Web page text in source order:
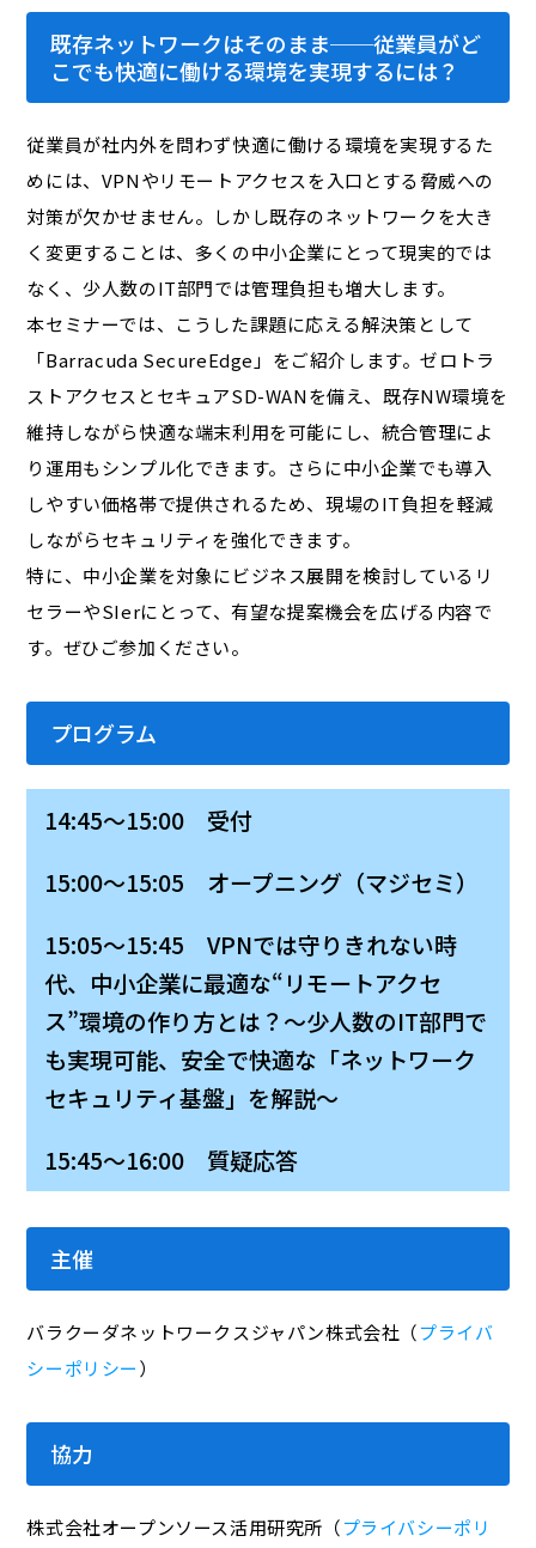
既存ネットワークはそのまま──従業員がど
こでも快適に働ける環境を実現するには？
従業員が社内外を問わず快適に働ける環境を実現するた
めには、VPNやリモートアクセスを入口とする脅威への
対策が欠かせません。しかし既存のネットワークを大き
く変更することは、多くの中小企業にとって現実的では
なく、少人数のIT部門では管理負担も増大します。
本セミナーでは、こうした課題に応える解決策として
「Barracuda SecureEdge」をご紹介します。ゼロトラ
ストアクセスとセキュアSD-WANを備え、既存NW環境を
維持しながら快適な端末利用を可能にし、統合管理によ
り運用もシンプル化できます。さらに中小企業でも導入
しやすい価格帯で提供されるため、現場のIT負担を軽減
しながらセキュリティを強化できます。
特に、中小企業を対象にビジネス展開を検討しているリ
セラーやSIerにとって、有望な提案機会を広げる内容で
す。ぜひご参加ください。
プログラム
14:45～15:00 受付
15:00～15:05 オープニング（マジセミ）
15:05～15:45 VPNでは守りきれない時
代、中小企業に最適な“リモートアクセ
ス”環境の作り方とは？～少人数のIT部門で
も実現可能、安全で快適な「ネットワーク
セキュリティ基盤」を解説～
15:45～16:00 質疑応答
主催
バラクーダネットワークスジャパン株式会社（プライバ
シーポリシー）
協力
株式会社オープンソース活用研究所（プライバシーポリ